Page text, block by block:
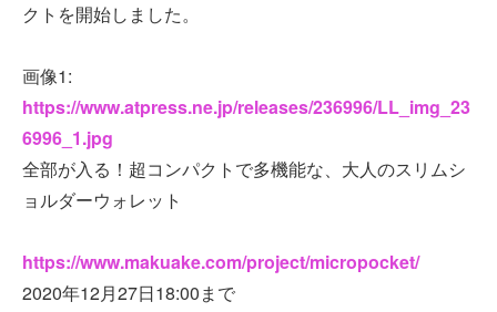
クトを開始しました。
画像1:
https://www.atpress.ne.jp/releases/236996/LL_img_23
6996_1.jpg
全部が入る！超コンパクトで多機能な、大人のスリムシ
ョルダーウォレット
https://www.makuake.com/project/micropocket/
2020年12月27日18:00まで